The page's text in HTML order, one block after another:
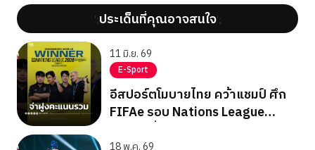
';ประเด็นที่คุณอาจสนใจ';
11 มิ.ย. 69
E-Sport
อีสปอร์ตโมบายไทย คว้าแชมป์ ศึก
FIFAe รอบ Nations League
18 พ.ค. 69